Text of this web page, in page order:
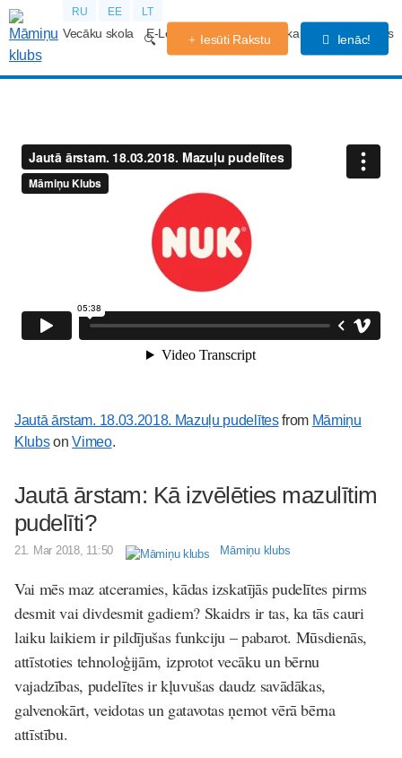
RU EE LT
Vecāku skola E-Lekcijas Grūtniecības kalendārs Forums
Iesūti Rakstu Ienāc!
Jautā ārstam. 18.03.2018. Mazuļu pudelītesfrom Māmiņu
KlubsonVimeo.
Jautā ārstam: Kā izvēlēties mazulītim
pudelīti?
21. Mar 2018, 11:50 Māmiņu klubs
Vai mēs maz atceramies, kādas izskatījās pudelītes pirms
desmit vai divdesmit gadiem? Skaidrs ir tas, ka tās cauri
laiku laikiem ir pildījušas funkciju – pabarot. Mūsdienās,
attīstoties tehnoloģijām, izprotot vecāku un bērnu
vajadzības, pudelītes ir kļuvušas daudz savādākas,
galvenokārt, veidotas un gatavotas ņemot vērā bērna
attīstību.